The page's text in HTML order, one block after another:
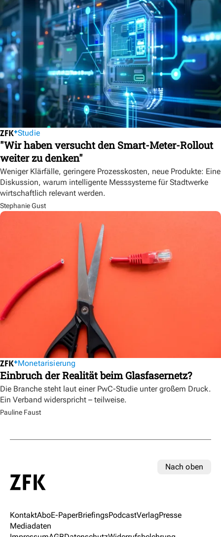
Studie
"Wir haben versucht den Smart-Meter-Rollout
weiter zu denken"
Weniger Klärfälle, geringere Prozesskosten, neue Produkte: Eine
Diskussion, warum intelligente Messsysteme für Stadtwerke
wirtschaftlich relevant werden.
Stephanie Gust
Monetarisierung
Einbruch der Realität beim Glasfasernetz?
Die Branche steht laut einer PwC-Studie unter großem Druck.
Ein Verband widerspricht – teilweise.
Pauline Faust
Nach oben
KontaktAboE-PaperBriefingsPodcastVerlagPresse
Mediadaten